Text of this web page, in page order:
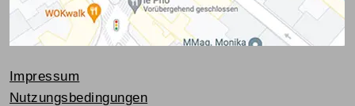
Impressum
Nutzungsbedingungen